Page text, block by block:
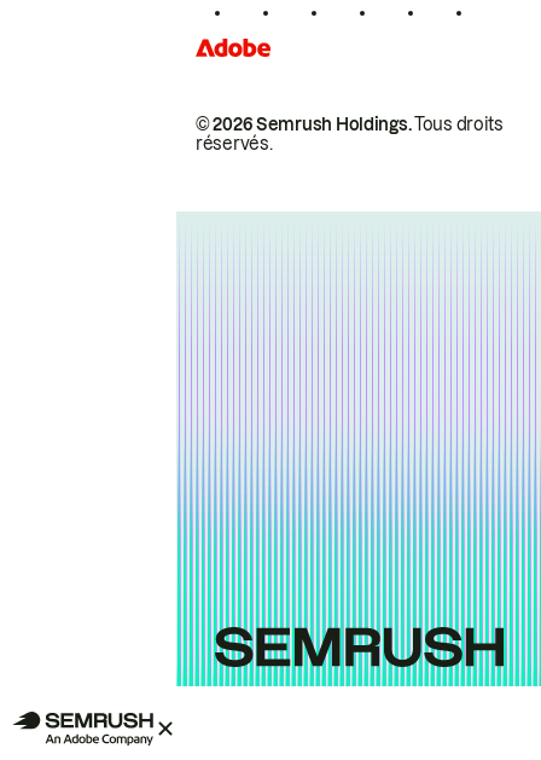
© 2026 Semrush Holdings.Tous droits
réservés.